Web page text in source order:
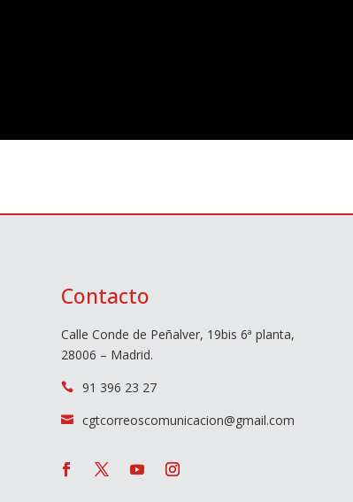
Contacto
Calle Conde de Peñalver, 19bis 6ª planta,
28006 – Madrid.
 91 396 23 27
 cgtcorreoscomunicacion@gmail.com